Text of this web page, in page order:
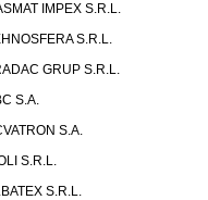
IMPEX S.R.L.
S.R.L.
GRUP S.R.L.
S.A.
S.A.
S.R.L.
S.R.L.